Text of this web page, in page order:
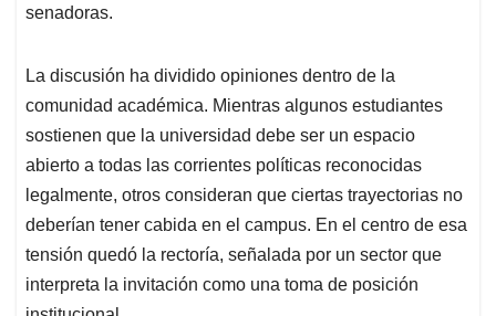
senadoras.
La discusión ha dividido opiniones dentro de la
comunidad académica. Mientras algunos estudiantes
sostienen que la universidad debe ser un espacio
abierto a todas las corrientes políticas reconocidas
legalmente, otros consideran que ciertas trayectorias no
deberían tener cabida en el campus. En el centro de esa
tensión quedó la rectoría, señalada por un sector que
interpreta la invitación como una toma de posición